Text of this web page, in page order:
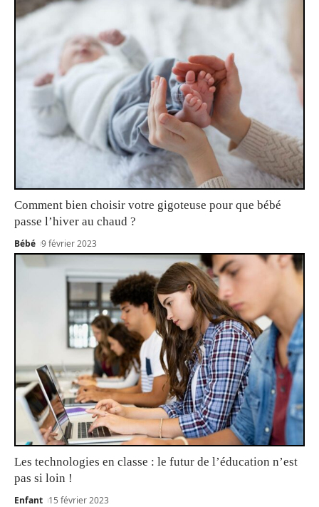
Comment bien choisir votre gigoteuse pour que bébé
passe l’hiver au chaud ?
Bébé 9 février 2023
Les technologies en classe : le futur de l’éducation n’est
pas si loin !
Enfant 15 février 2023